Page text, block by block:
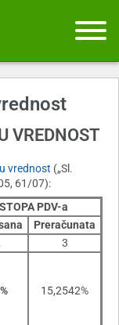
VREDNOST
vrednost („Sl.
61/07):
STOPA PDV-a
Preračunata
3
15,2542%